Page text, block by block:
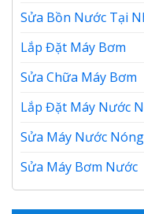
Sửa Bồn Nước Tại
Lắp Đặt Máy Bơm
Sửa Chữa Máy Bơm
Lắp Đặt Máy Nước
Sửa Máy Nước
Sửa Máy Bơm Nước